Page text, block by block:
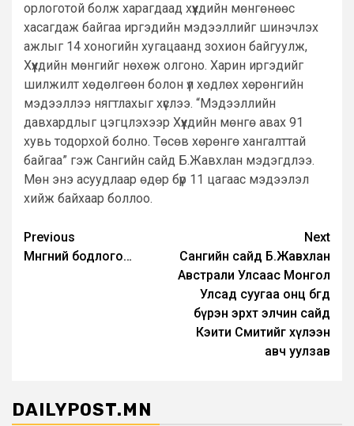
орлоготой болж харагдаад хүүхдийн мөнгөнөөс
хасагдаж байгаа иргэдийн мэдээллийг шинэчлэх
ажлыг 14 хоногийн хугацаанд зохион байгуулж,
Хүүхдийн мөнгийг нөхөж олгоно. Харин иргэдийг
шилжилт хөдөлгөөн болон үл хөдлөх хөрөнгийн
мэдээллээ нягтлахыг хүслээ. “Мэдээллийн
давхардлыг цэгцлэхээр Хүүхдийн мөнгө авах 91
хувь тодорхой болно. Төсөв хөрөнгө хангалттай
байгаа” гэж Сангийн сайд Б.Жавхлан мэдэгдлээ.
Мөн энэ асуудлаар өдөр бүр 11 цагаас мэдээлэл
хийж байхаар боллоо.
Post
navigation
Previous
Мөнгөний бодлого…
Next
Сангийн сайд Б.Жавхлан
Австрали Улсаас Монгол
Улсад суугаа онц бөгөөд
бүрэн эрхт элчин сайд
Кэити Смитийг хүлээн
авч уулзав
DAILYPOST.MN